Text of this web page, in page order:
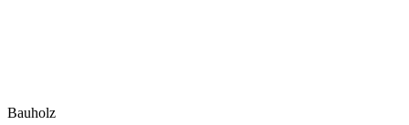
Bauholz